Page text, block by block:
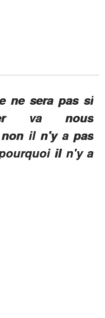
ne sera pas si
va nous
non il n'y a pas
il n'y a